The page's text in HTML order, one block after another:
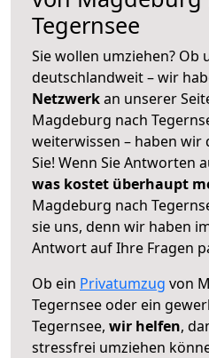
Tegernsee
Sie wollen umziehen? Ob
deutschlandweit – wir
Netzwerkan unserer
Magdeburg nach
weiterwissen – haben
Sie! Wenn Sie Antworten
was kostet überhaupt
Magdeburg nach
sie uns, denn wir haben
Antwort auf Ihre Fragen
Ob ein Privatumzug von
Tegernsee oder ein
Tegernsee, wir helfen,
stressfrei umziehen